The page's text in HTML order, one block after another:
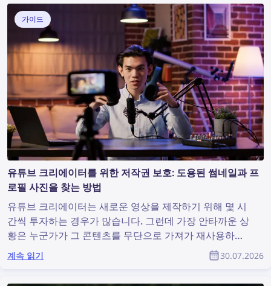
까요?가이드
유튜브 크리에이터를 위한 저작권 보호: 도용된 썸네일과 프
로필 사진을 찾는 방법
유튜브 크리에이터는 새로운 영상을 제작하기 위해 몇 시
간씩 투자하는 경우가 많습니다. 그런데 가장 안타까운 상
황은 누군가가 그 콘텐츠를 무단으로 가져가 재사용하고
도 원작자가 아무런 인정도 받지 못하는 것입니다. 유튜브
커뮤니티의 일원으로서 도용된 콘텐츠를 찾아내고 저작권
계속 읽기 30.07.2026